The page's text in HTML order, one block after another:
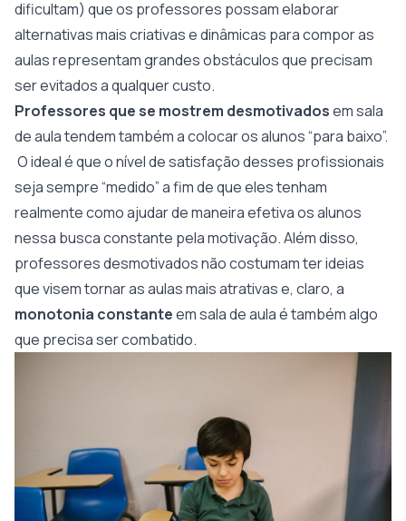
dificultam) que os professores possam elaborar
alternativas mais criativas e dinâmicas para compor as
aulas representam grandes obstáculos que precisam
ser evitados a qualquer custo.
Professores que se mostrem desmotivadosem sala
de aula tendem também a colocar os alunos “para baixo”.
O ideal é que o nível de satisfação desses profissionais
seja sempre “medido” a fim de que eles tenham
realmente como ajudar de maneira efetiva os alunos
nessa busca constante pela motivação. Além disso,
professores desmotivados não costumam ter ideias
que visem tornar as aulas mais atrativas e, claro, a
monotonia constanteem sala de aula é também algo
que precisa ser combatido.